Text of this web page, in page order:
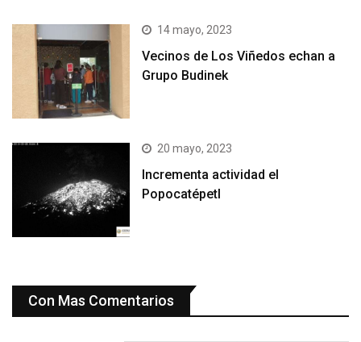
14 mayo, 2023
Vecinos de Los Viñedos echan a
Grupo Budinek
20 mayo, 2023
Incrementa actividad el
Popocatépetl
Con Mas Comentarios